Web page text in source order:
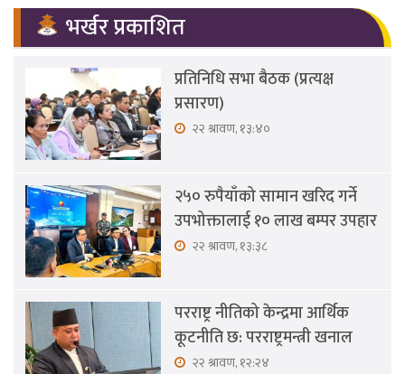
भर्खर प्रकाशित
प्रतिनिधि सभा बैठक (प्रत्यक्ष
प्रसारण)
२२ श्रावण, १३:४०
२५० रुपैयाँको सामान खरिद गर्ने
उपभोक्तालाई १० लाख बम्पर उपहार
२२ श्रावण, १३:३८
परराष्ट्र नीतिको केन्द्रमा आर्थिक
कूटनीति छ: परराष्ट्रमन्त्री खनाल
२२ श्रावण, १२:२४